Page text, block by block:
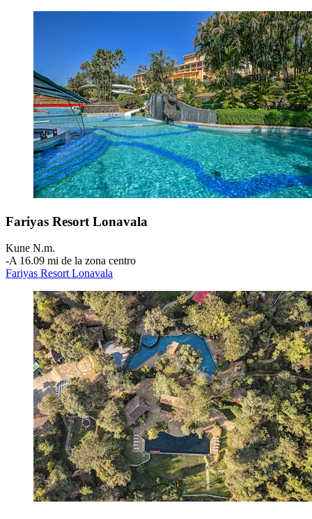
Fariyas Resort Lonavala
Kune N.m.
‐A 16.09 mi de la zona centro
Fariyas Resort Lonavala